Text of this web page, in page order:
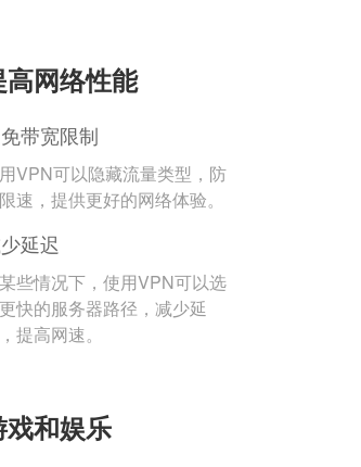
高网络性能
带宽限制
VPN可以隐藏流量类型，防
速，提供更好的网络体验。
延迟
些情况下，使用VPN可以选
快的服务器路径，减少延
提高网速。
戏和娱乐